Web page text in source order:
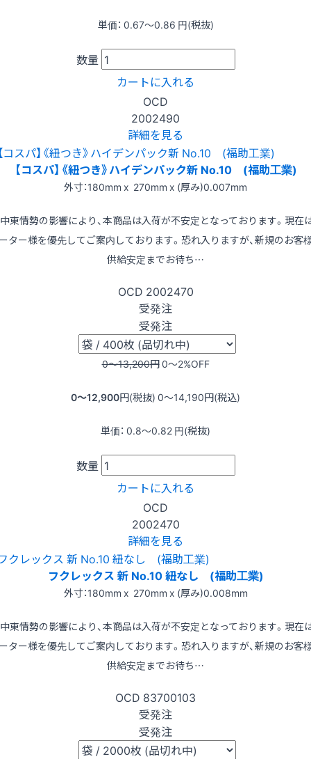
単価： 0.67〜0.86 円(税抜)
数量
カートに入れる
OCD
2002490
詳細を見る
【コスパ】《紐つき》ハイデンパック新 No.10 (福助工業)
外寸：180mm x 270mm x (厚み)0.007mm
東情勢の影響により、本商品は入荷が不安定となっております。現在
ター様を優先してご案内しております。恐れ入りますが、新規のお客
供給安定までお待ち…
OCD 2002470
受発注
受発注
0〜13,200円0〜2%OFF
0〜12,900円(税抜) 0〜14,190円(税込)
単価： 0.8〜0.82 円(税抜)
数量
カートに入れる
OCD
2002470
詳細を見る
フクレックス 新 No.10 紐なし (福助工業)
外寸：180mm x 270mm x (厚み)0.008mm
東情勢の影響により、本商品は入荷が不安定となっております。現在
ター様を優先してご案内しております。恐れ入りますが、新規のお客
供給安定までお待ち…
OCD 83700103
受発注
受発注